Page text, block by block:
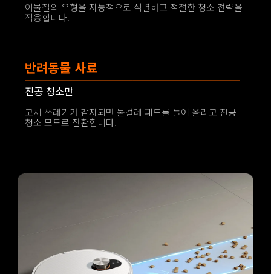
이물질의 유형을 지능적으로 식별하고 적절한 청소 전략을
적용합니다.
음료
물걸레 청소만
액체가 감지되면 메인 브러시를 들어 올리고, 흡입을
중지하며 로봇청소기가 물걸레 청소 모드로 전환됩니다.